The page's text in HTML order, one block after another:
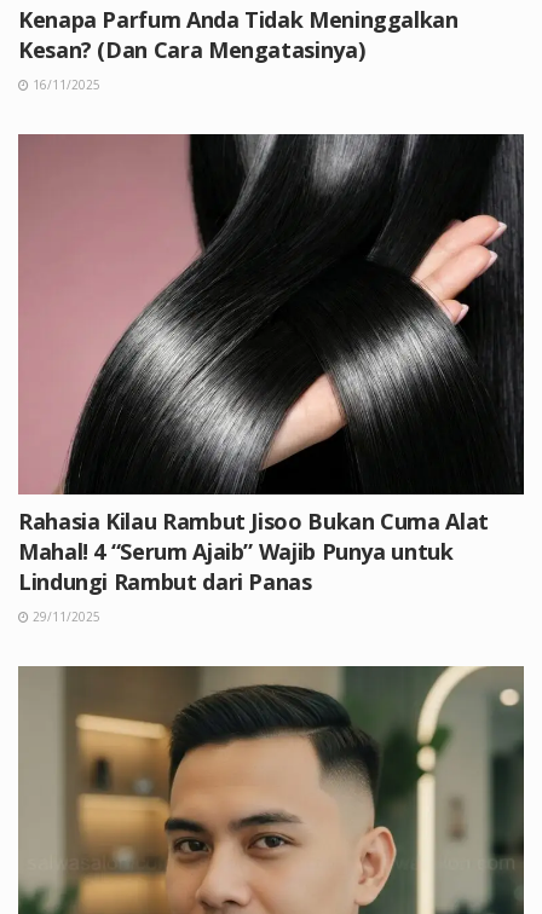
Kenapa Parfum Anda Tidak Meninggalkan
Kesan? (Dan Cara Mengatasinya)
16/11/2025
Rahasia Kilau Rambut Jisoo Bukan Cuma Alat
Mahal! 4 “Serum Ajaib” Wajib Punya untuk
Lindungi Rambut dari Panas
29/11/2025